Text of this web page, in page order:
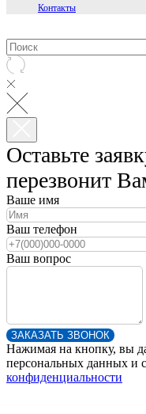
Контакты
Оставьте
перезвонит
Ваше имя
Ваш телефон
Ваш вопрос
ЗАКАЗАТЬ ЗВОНОК
Нажимая на кнопку, вы
персональных данных и
конфиденциальности